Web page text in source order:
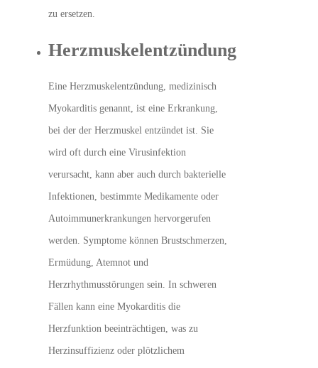
zu ersetzen.
Herzmuskelentzündung
Eine Herzmuskelentzündung, medizinisch
Myokarditis genannt, ist eine Erkrankung,
bei der der Herzmuskel entzündet ist. Sie
wird oft durch eine Virusinfektion
verursacht, kann aber auch durch bakterielle
Infektionen, bestimmte Medikamente oder
Autoimmunerkrankungen hervorgerufen
werden. Symptome können Brustschmerzen,
Ermüdung, Atemnot und
Herzrhythmusstörungen sein. In schweren
Fällen kann eine Myokarditis die
Herzfunktion beeinträchtigen, was zu
Herzinsuffizienz oder plötzlichem